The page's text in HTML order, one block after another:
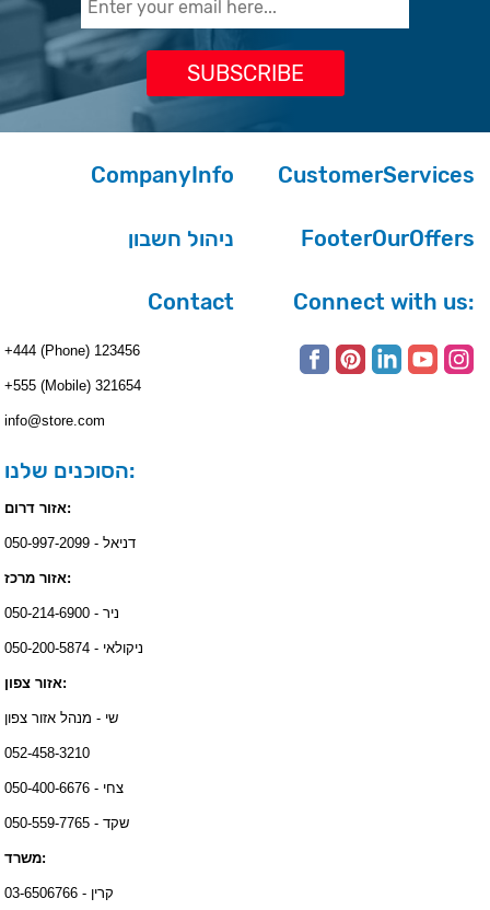
CompanyInfo CustomerServices
ניהול חשבון FooterOurOffers
Contact
+444 (Phone) 123456
+555 (Mobile) 321654
info@store.com
הסוכנים שלנו:
אזור דרום:
דניאל - 050-997-2099
אזור מרכז:
ניר - 050-214-6900
ניקולאי - 050-200-5874
אזור צפון:
שי - מנהל אזור צפון
052-458-3210
צחי - 050-400-6676
שקד - 050-559-7765
משרד:
קרין - 03-6506766
Connect with us: